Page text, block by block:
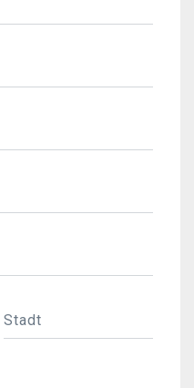
Stadt